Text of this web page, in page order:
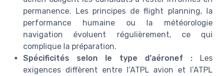
permanence. Les principes de flight planning, la
performance humaine ou la météorologie
navigation évoluent régulièrement, ce qui
complique la préparation.
Spécificités selon le type d’aéronef : Les
exigences diffèrent entre l’ATPL avion et l’ATPL